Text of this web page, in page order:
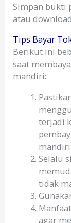
Simpan bukti
atau
Tips Bayar
Berikut ini
saat
mandiri:
terjadi
Selalu
tidak
agar